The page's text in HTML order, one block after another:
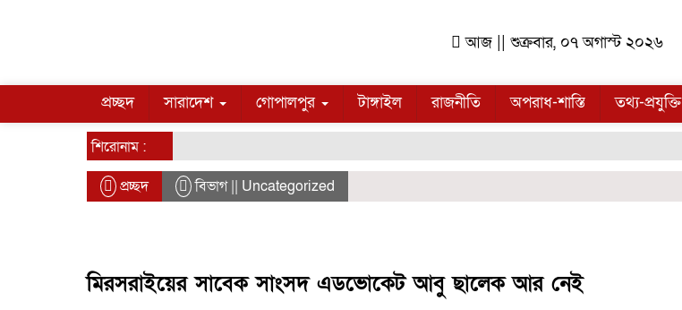
আজ || শুক্রবার, ০৭ অগাস্ট ২০২৬
প্রচ্ছদ সারাদেশ গোপালপুর টাঙ্গাইল রাজনীতি অপরাধ-শাস্তি তথ্য-প্রযুক্তি
শিরোনাম :
প্রচ্ছদ বিভাগ || Uncategorized
মিরসরাইয়ের সাবেক সাংসদ এডভোকেট আবু ছালেক আর নেই